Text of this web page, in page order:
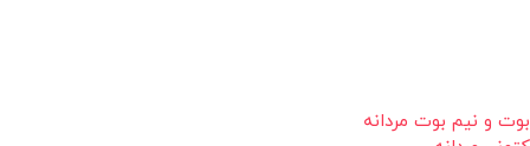
بوت و نیم بوت مردانه